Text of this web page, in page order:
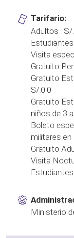
Tarifario:
Adultos : S/
Visita
Gratuito
Gratuito
S/.0.0
Gratuito
niños de 3
Boleto
militares en
Gratuito
Visita
Ministerio